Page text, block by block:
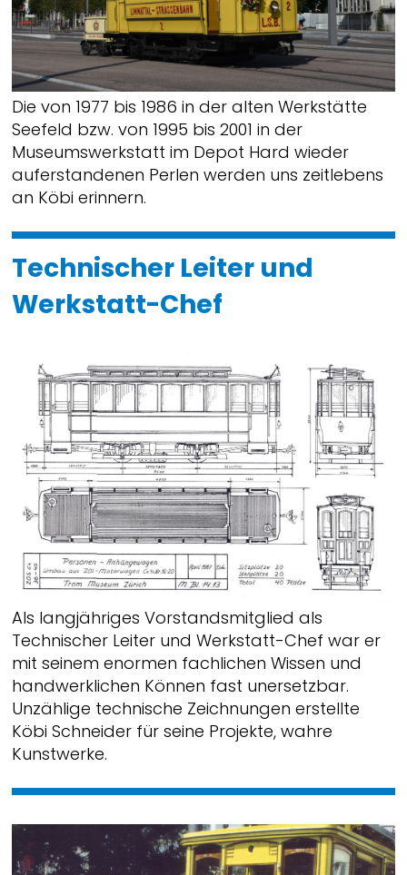
Die von 1977 bis 1986 in der alten Werkstätte
Seefeld bzw. von 1995 bis 2001 in der
Museumswerkstatt im Depot Hard wieder
auferstandenen Perlen werden uns zeitlebens
an Köbi erinnern.
Technischer Leiter und
Werkstatt-Chef
Als langjähriges Vorstandsmitglied als
Technischer Leiter und Werkstatt-Chef war er
mit seinem enormen fachlichen Wissen und
handwerklichen Können fast unersetzbar.
Unzählige technische Zeichnungen erstellte
Köbi Schneider für seine Projekte, wahre
Kunstwerke.